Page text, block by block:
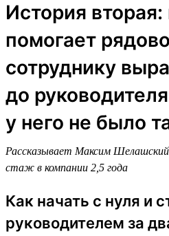
История
помогает
сотруднику
до
у него не было
Рассказывает Максим
стаж в компании 2,5 года
Как начать с нуля и
руководителем за